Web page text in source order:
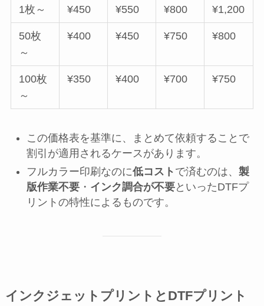
1枚～ ¥450 ¥550 ¥800 ¥1,200
50枚
～
¥400 ¥450 ¥750 ¥800
100枚
～
¥350 ¥400 ¥700 ¥750
この価格表を基準に、まとめて依頼することで
割引が適用されるケースがあります。
フルカラー印刷なのに低コスト で済むのは、 製
版作業不要・ インク調合が不要といったDTFプ
リントの特性によるものです。
インクジェットプリントとDTFプリント